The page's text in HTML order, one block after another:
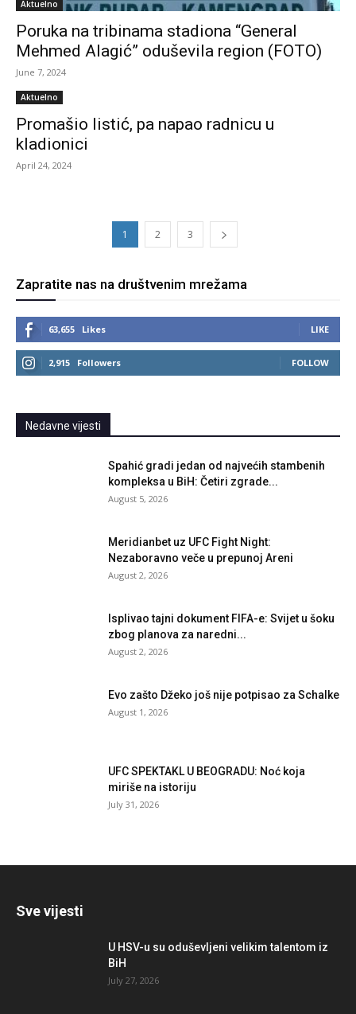
Aktuelno
Poruka na tribinama stadiona “General
Mehmed Alagić” oduševila region (FOTO)
June 7, 2024
Aktuelno
Promašio listić, pa napao radnicu u
kladionici
April 24, 2024
1 2 3
Zapratite nas na društvenim mrežama
63,655 Likes LIKE
2,915 Followers FOLLOW
Nedavne vijesti
Spahić gradi jedan od najvećih stambenih
kompleksa u BiH: Četiri zgrade...
August 5, 2026
Meridianbet uz UFC Fight Night:
Nezaboravno veče u prepunoj Areni
August 2, 2026
Isplivao tajni dokument FIFA-e: Svijet u šoku
zbog planova za naredni...
August 2, 2026
Evo zašto Džeko još nije potpisao za Schalke
August 1, 2026
UFC SPEKTAKL U BEOGRADU: Noć koja
miriše na istoriju
July 31, 2026
Sve vijesti
U HSV-u su oduševljeni velikim talentom iz
BiH
July 27, 2026